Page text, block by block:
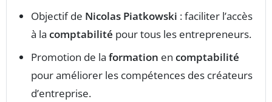
Objectif de Nicolas Piatkowski : faciliter l’accès
à la comptabilité pour tous les entrepreneurs.
Promotion de la formation en comptabilité
pour améliorer les compétences des créateurs
d’entreprise.